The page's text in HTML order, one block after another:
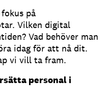
på
Vilken digital
Vad behöver man
idag för att nå dit.
vi vill ta fram.
personal i